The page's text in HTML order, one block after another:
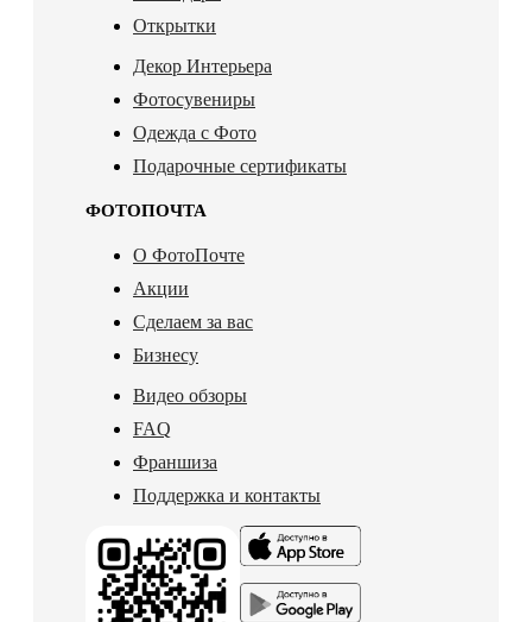
Открытки
Декор Интерьера
Фотосувениры
Одежда с Фото
Подарочные сертификаты
ФОТОПОЧТА
О ФотоПочте
Акции
Сделаем за вас
Бизнесу
Видео обзоры
FAQ
Франшиза
Поддержка и контакты